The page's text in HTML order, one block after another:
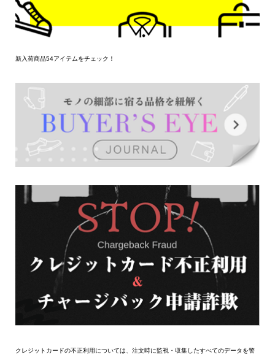
新入荷商品54アイテムをチェック！
クレジットカードの不正利用については、注文時に監視・収集したすべてのデータを警